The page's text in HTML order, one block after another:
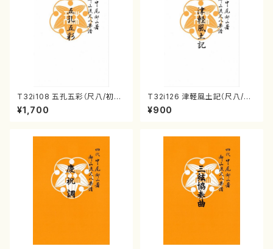
T32i108 五孔五彩（尺八/初代
石垣征山/尺八/都山式譜）都山
流公刊楽譜曲番:557
¥1,700
T32i126 津軽風土記（尺八/野
村峰山/尺八/都山式譜）都山流
公刊楽譜曲番:575
¥900